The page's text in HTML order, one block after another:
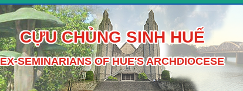
CỰU CHỦNG SINH HUẾ
EX-SEMINARIANS OF HUE'S ARCHDIOCESE